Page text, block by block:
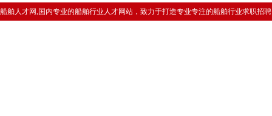
船舶人才网,国内专业的船舶行业人才网站，致力于打造专业专注的船舶行业求职招